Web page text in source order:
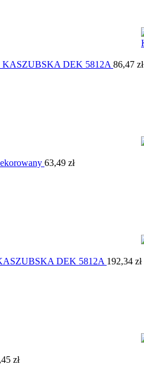
KASZUBSKA DEK 5812A 86,47 zł
63,49 zł
DEK 5812A 192,34 zł
zł